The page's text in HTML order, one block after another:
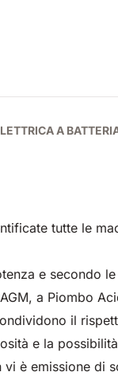
A
tutte le
e secondo
a Piombo
il
e la
è emissione di